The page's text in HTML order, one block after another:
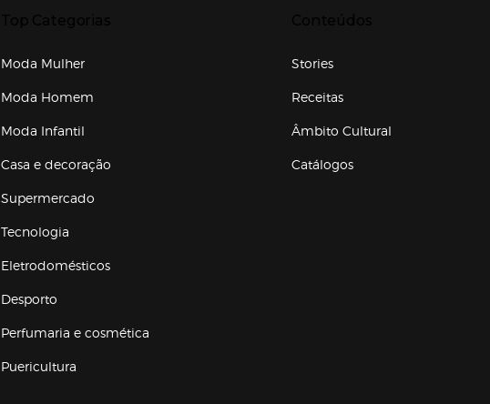
Moda Mulher
Moda Homem
Moda Infantil
Casa e decoração
Supermercado
Tecnologia
Eletrodomésticos
Desporto
Perfumaria e cosmética
Puericultura
Stories
Receitas
Âmbito Cultural
Catálogos